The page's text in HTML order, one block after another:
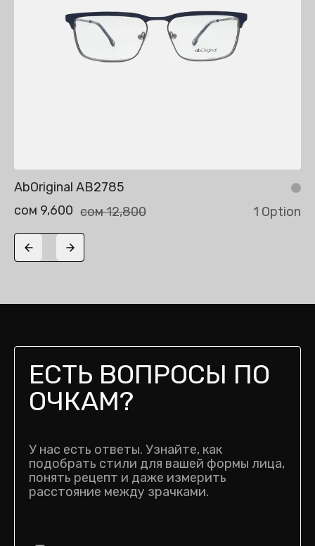
AbOriginal AB2785
сом 9,600 сом 12,800 1 Option
Previous slide
Next slide
ЕСТЬ ВОПРОСЫ ПО
ОЧКАМ?
У нас есть ответы. Узнайте, как
подобрать стили для вашей формы лица,
понять рецепт и даже измерить
расстояние между зрачками.